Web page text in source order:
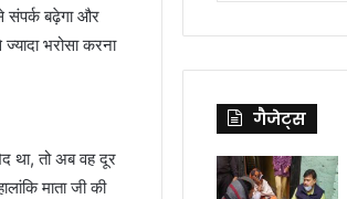
संपर्क बढ़ेगा और
भरोसा करना
था, तो अब वह दूर
माता जी की
गैजेट्स